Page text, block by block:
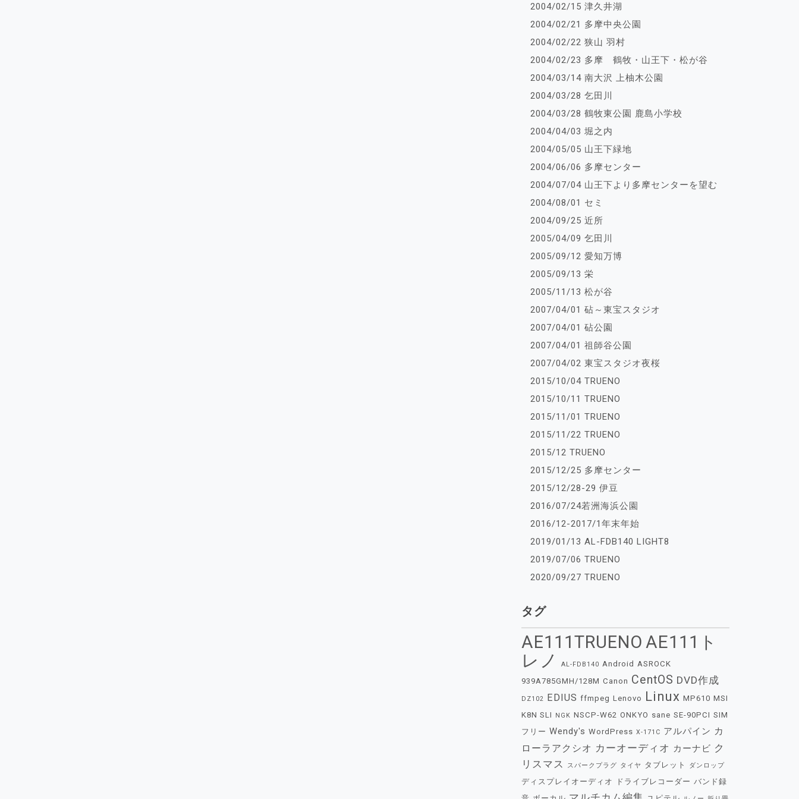
2004/02/15 津久井湖
2004/02/21 多摩中央公園
2004/02/22 狭山 羽村
2004/02/23 多摩 鶴牧・山王下・松が谷
2004/03/14 南大沢 上柚木公園
2004/03/28 乞田川
2004/03/28 鶴牧東公園 鹿島小学校
2004/04/03 堀之内
2004/05/05 山王下緑地
2004/06/06 多摩センター
2004/07/04 山王下より多摩センターを望む
2004/08/01 セミ
2004/09/25 近所
2005/04/09 乞田川
2005/09/12 愛知万博
2005/09/13 栄
2005/11/13 松が谷
2007/04/01 砧～東宝スタジオ
2007/04/01 砧公園
2007/04/01 祖師谷公園
2007/04/02 東宝スタジオ夜桜
2015/10/04 TRUENO
2015/10/11 TRUENO
2015/11/01 TRUENO
2015/11/22 TRUENO
2015/12 TRUENO
2015/12/25 多摩センター
2015/12/28-29 伊豆
2016/07/24若洲海浜公園
2016/12-2017/1年末年始
2019/01/13 AL-FDB140 LIGHT8
2019/07/06 TRUENO
2020/09/27 TRUENO
タグ
AE111TRUENO AE111ト
レノ
AL-FDB140 Android ASROCK
939A785GMH/128M Canon CentOS DVD作成
DZ102 EDIUS ffmpeg Lenovo Linux MP610 MSI
K8N SLI
NGK NSCP-W62 ONKYO sane SE-90PCI SIM
フリー Wendy's WordPress X-171C アルパイン カ
ローラアクシオ カーオーディオ カーナビ ク
リスマス
スパークプラグ タイヤ タブレット ダンロップ
ディスプレイオーディオ ドライブレコーダー バンド録